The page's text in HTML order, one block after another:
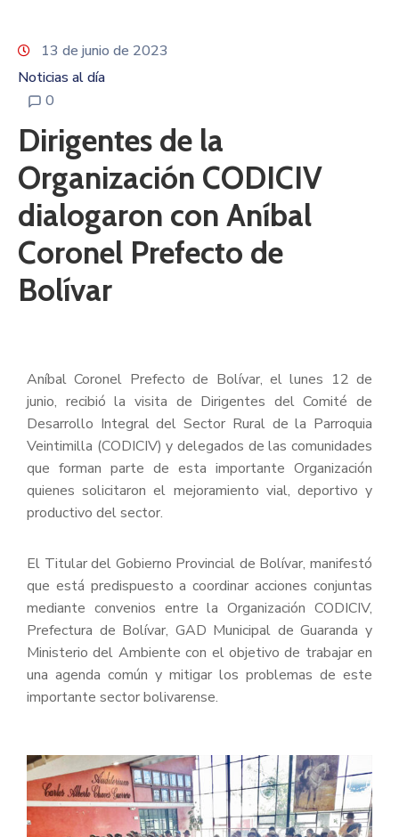
13 de junio de 2023
Noticias al día
0
Dirigentes de la
Organización CODICIV
dialogaron con Aníbal
Coronel Prefecto de
Bolívar
Aníbal Coronel Prefecto de Bolívar, el lunes 12 de
junio, recibió la visita de Dirigentes del Comité de
Desarrollo Integral del Sector Rural de la Parroquia
Veintimilla (CODICIV) y delegados de las comunidades
que forman parte de esta importante Organización
quienes solicitaron el mejoramiento vial, deportivo y
productivo del sector.
El Titular del Gobierno Provincial de Bolívar, manifestó
que está predispuesto a coordinar acciones conjuntas
mediante convenios entre la Organización CODICIV,
Prefectura de Bolívar, GAD Municipal de Guaranda y
Ministerio del Ambiente con el objetivo de trabajar en
una agenda común y mitigar los problemas de este
importante sector bolivarense.